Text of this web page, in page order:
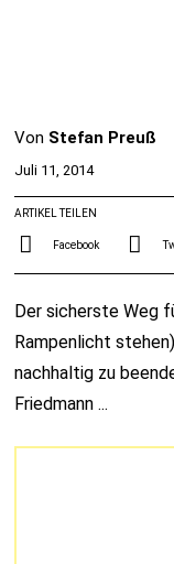
Von Stefan Preuß
Juli 11, 2014
ARTIKEL TEILEN
Facebook
Der sicherste Weg
Rampenlicht
nachhaltig zu
Friedmann ...